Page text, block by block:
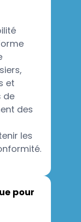
et
de
des
les
pour